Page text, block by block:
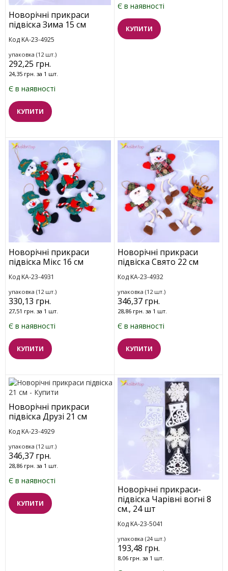
Новорічні прикраси
підвіска Зима 15 см
Код KA-23-4925
упаковка (12 шт.)
292,25 грн.
24,35 грн. за 1 шт.
Є в наявності
КУПИТИ
Є в наявності
КУПИТИ
Новорічні прикраси
підвіска Мікс 16 см
Код KA-23-4931
упаковка (12 шт.)
330,13 грн.
27,51 грн. за 1 шт.
Є в наявності
КУПИТИ
Новорічні прикраси
підвіска Свято 22 см
Код KA-23-4932
упаковка (12 шт.)
346,37 грн.
28,86 грн. за 1 шт.
Є в наявності
КУПИТИ
Новорічні прикраси
підвіска Друзі 21 см
Код KA-23-4929
упаковка (12 шт.)
346,37 грн.
28,86 грн. за 1 шт.
Є в наявності
КУПИТИ
Новорічні прикраси-
підвіска Чарівні вогні 8
см., 24 шт
Код KA-23-5041
упаковка (24 шт.)
193,48 грн.
8,06 грн. за 1 шт.